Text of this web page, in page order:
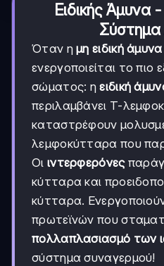
Ειδικής Άμυνα
Σύστημα
Όταν ημη ειδική άμυνα
ενεργοποιείται το πιο
σώματος: ηειδική
περιλαμβάνει Τ-
καταστρέφουν
λεμφοκύτταρα που
Οι ιντερφερόνες
κύτταρα και
κύτταρα.
πρωτεϊνών που
πολλαπλασιασμό των
σύστημα συναγερμού!